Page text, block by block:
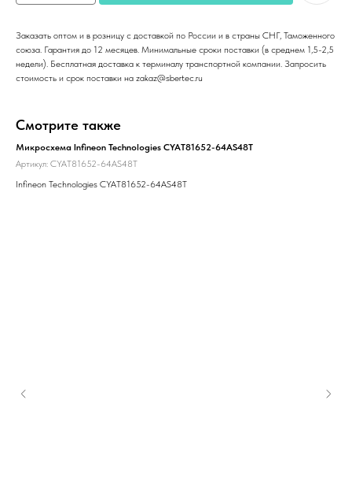
Заказать оптом и в розницу с доставкой по России и в страны СНГ, Таможенного
союза. Гарантия до 12 месяцев. Минимальные сроки поставки (в среднем 1,5-2,5
недели). Бесплатная доставка к терминалу транспортной компании. Запросить
стоимость и срок поставки на zakaz@sbertec.ru
Смотрите также
Микросхема Infineon Technologies CYAT81652-64AS48T
Артикул: CYAT81652-64AS48T
Infineon Technologies CYAT81652-64AS48T